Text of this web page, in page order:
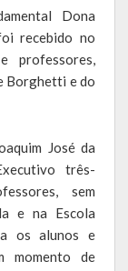
de Lourdes
Dona
recebido no
professores,
Borghetti e do
José da
três-
sem
e na Escola
os alunos e
momento de